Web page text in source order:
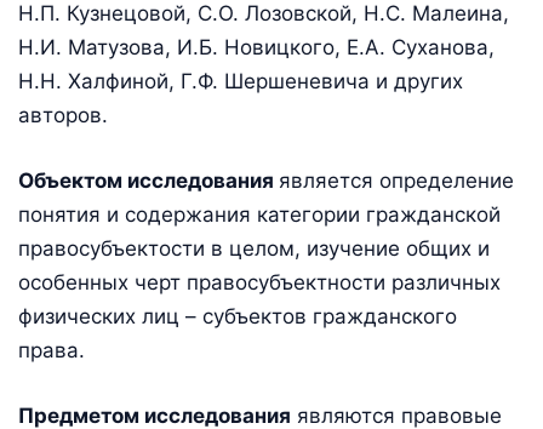
Н.П. Кузнецовой, С.О. Лозовской, Н.С. Малеина,
Н.И. Матузова, И.Б. Новицкого, Е.А. Суханова,
Н.Н. Халфиной, Г.Ф. Шершеневича и других
авторов.
Объектом исследования является определение
понятия и содержания категории гражданской
правосубъектости в целом, изучение общих и
особенных черт правосубъектности различных
физических лиц – субъектов гражданского
права.
Предметом исследования являются правовые